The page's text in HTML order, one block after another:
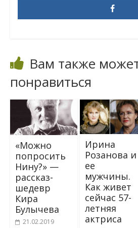
Вам также
понравиться
«Можно
попросить
Нину?» —
рассказ-
шедевр
Кира
Булычева
21.02.2019
Ирина
Розанова и
ее
мужчины.
Как живет
сейчас 57-
летняя
актриса